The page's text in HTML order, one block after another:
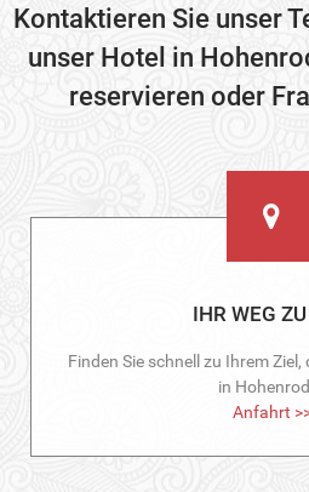
Kontaktieren Sie unser
unser Hotel in
reservieren oder
IHR WEG
Finden Sie schnell zu Ihrem
in
Anfahrt